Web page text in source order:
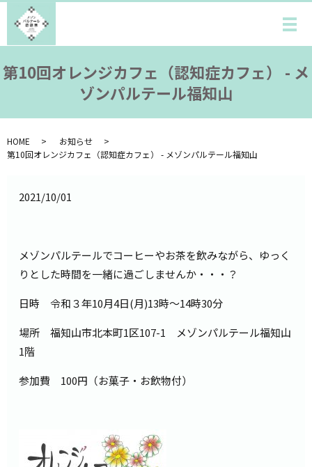
メ
第10回オレンジカフェ（認知症カフェ） - メ
ゾンパルテール福知山
HOME
お知らせ
第10回オレンジカフェ（認知症カフェ） - メゾンパルテール福知山
2021/10/01
メゾンパルテールでコーヒーやお茶を飲みながら、ゆっく
りとした時間を一緒に過ごしませんか・・・？
日時 令和３年10月4日(月)13時～14時30分
場所 福知山市北本町1区107-1 メゾンパルテール福知山
1階
参加費 100円（お菓子・お飲物付）